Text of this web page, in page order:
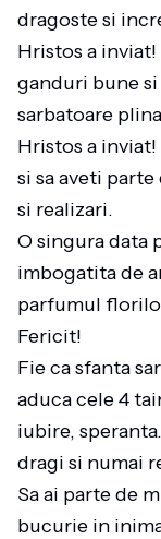
dragoste si
Hristos a
ganduri bune
sarbatoare
Hristos a
si sa aveti
si realizari.
O singura data
imbogatita de
parfumul
Fericit!
Fie ca sfanta
aduca cele 4
iubire,
dragi si numai
Sa ai parte de
bucurie in